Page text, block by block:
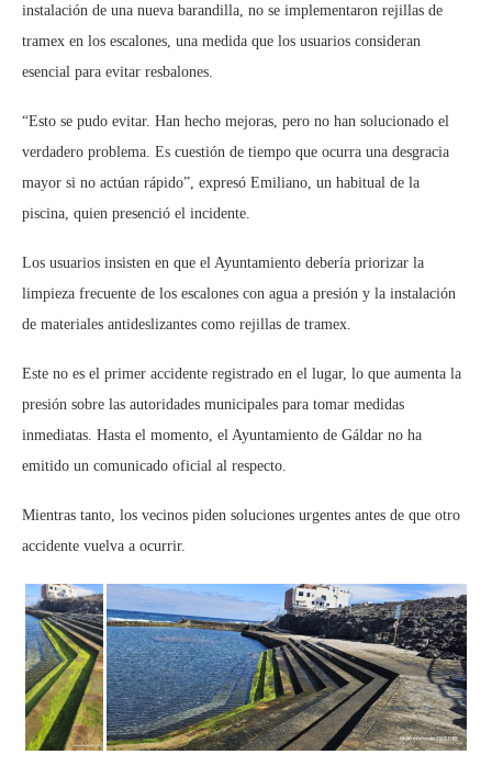
instalación de una nueva barandilla, no se implementaron rejillas de
tramex en los escalones, una medida que los usuarios consideran
esencial para evitar resbalones.
“Esto se pudo evitar. Han hecho mejoras, pero no han solucionado el
verdadero problema. Es cuestión de tiempo que ocurra una desgracia
mayor si no actúan rápido”, expresó Emiliano, un habitual de la
piscina, quien presenció el incidente.
Los usuarios insisten en que el Ayuntamiento debería priorizar la
limpieza frecuente de los escalones con agua a presión y la instalación
de materiales antideslizantes como rejillas de tramex.
Este no es el primer accidente registrado en el lugar, lo que aumenta la
presión sobre las autoridades municipales para tomar medidas
inmediatas. Hasta el momento, el Ayuntamiento de Gáldar no ha
emitido un comunicado oficial al respecto.
Mientras tanto, los vecinos piden soluciones urgentes antes de que otro
accidente vuelva a ocurrir.